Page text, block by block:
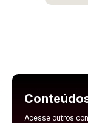
Acesse outros